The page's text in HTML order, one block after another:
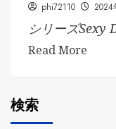
phi72110 2024
シリーズ
Read More
検索